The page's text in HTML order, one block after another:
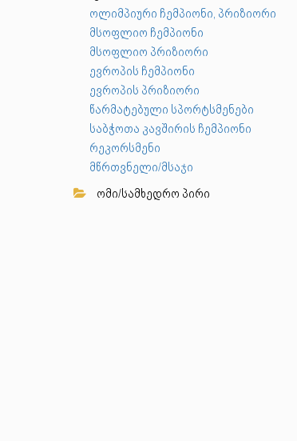
ოლიმპიური ჩემპიონი, პრიზიორი
მსოფლიო ჩემპიონი
მსოფლიო პრიზიორი
ევროპის ჩემპიონი
ევროპის პრიზიორი
წარმატებული სპორტსმენები
საბჭოთა კავშირის ჩემპიონი
რეკორსმენი
მწრთვნელი/მსაჯი
ომი/სამხედრო პირი